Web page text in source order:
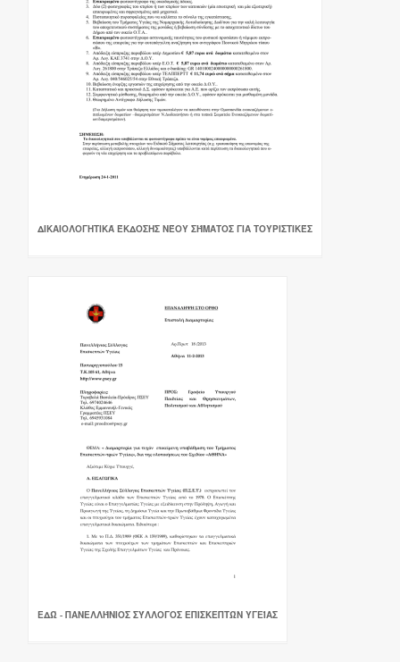
ΔΙΚΑΙΟΛΟΓΗΤΙΚΆ ΈΚΔΟΣΗΣ ΝΈΟΥ ΣΉΜΑΤΟΣ ΓΙΑ ΤΟΥΡΙΣΤΙΚΈΣ
ΕΔΏ - ΠΑΝΕΛΛΉΝΙΟΣ ΣΎΛΛΟΓΟΣ ΕΠΙΣΚΕΠΤΏΝ ΥΓΕΊΑΣ